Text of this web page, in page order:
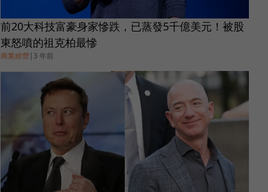
前20大科技富豪身家慘跌，已蒸發5千億美元！被股
東怒噴的祖克柏最慘
商業經營| 3 年前